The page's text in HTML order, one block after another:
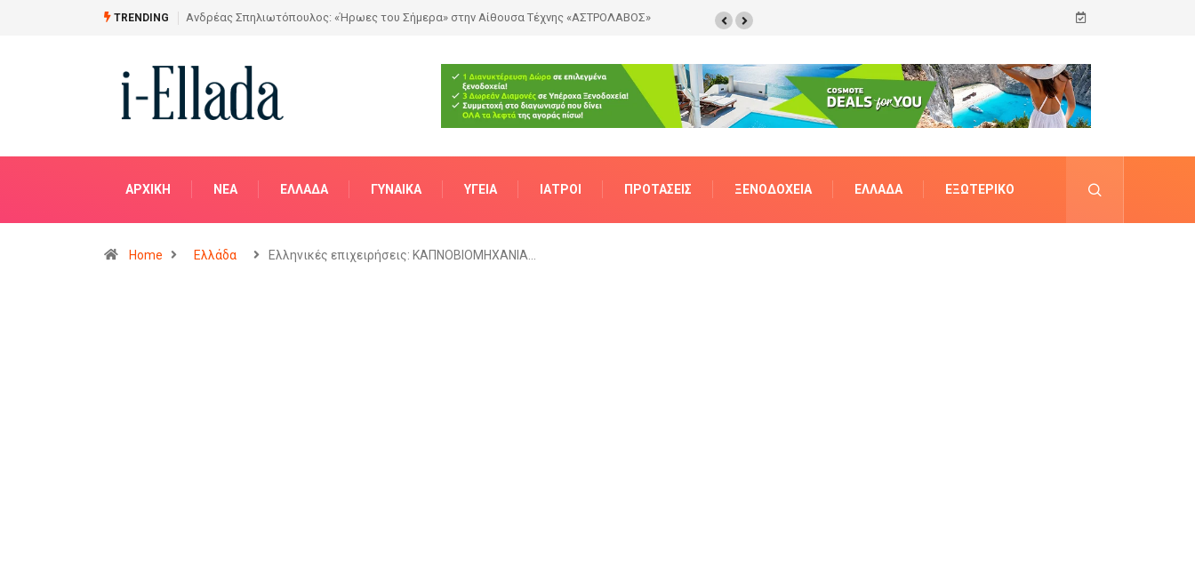
TRENDING
του Σήμερα» στην Αίθουσα Τέχνης «ΑΣΤΡΟΛΑΒΟΣ»Από το Σχέδιο στην Πραγματικότητα
ΑΡΧΙΚΗ NΈΑ ΕΛΛΆΔΑ ΓΥΝΑΊΚΑ ΥΓΕΊΑ ΙΑΤΡΟΊ ΠΡΟΤΆΣΕΙΣ ΞΕΝΟΔΟΧΕΊΑ ΕΛΛΆΔΑ ΕΞΩΤΕΡΙΚΌ
Home Ελλάδα Ελληνικές επιχειρήσεις: ΚΑΠΝΟΒΙΟΜΗΧΑΝΙΑ…